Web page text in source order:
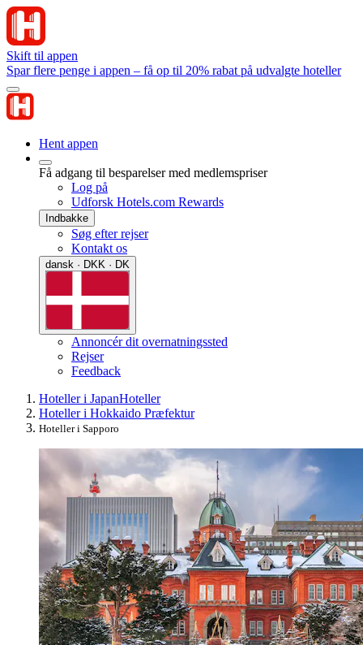
Skift til appen
Spar flere penge i appen – få op til 20% rabat på udvalgte hoteller
Hent appen
Få adgang til besparelser med medlemspriser
Log på
Udforsk Hotels.com Rewards
Indbakke
Søg efter rejser
Kontakt os
dansk · DKK · DK
Annoncér dit overnatningssted
Rejser
Feedback
Hoteller i JapanHoteller
Hoteller i Hokkaido Præfektur
Hoteller i Sapporo